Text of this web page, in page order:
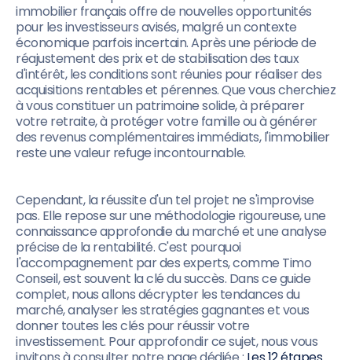
immobilier français offre de nouvelles opportunités
pour les investisseurs avisés, malgré un contexte
économique parfois incertain. Après une période de
réajustement des prix et de stabilisation des taux
d'intérêt, les conditions sont réunies pour réaliser des
acquisitions rentables et pérennes. Que vous cherchiez
à vous constituer un patrimoine solide, à préparer
votre retraite, à protéger votre famille ou à générer
des revenus complémentaires immédiats, l'immobilier
reste une valeur refuge incontournable.
Cependant, la réussite d'un tel projet ne s'improvise
pas. Elle repose sur une méthodologie rigoureuse, une
connaissance approfondie du marché et une analyse
précise de la rentabilité. C'est pourquoi
l'accompagnement par des experts, comme Timo
Conseil, est souvent la clé du succès. Dans ce guide
complet, nous allons décrypter les tendances du
marché, analyser les stratégies gagnantes et vous
donner toutes les clés pour réussir votre
investissement. Pour approfondir ce sujet, nous vous